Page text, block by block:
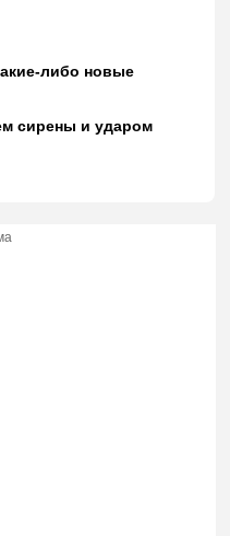
либо новые
сирены и ударом